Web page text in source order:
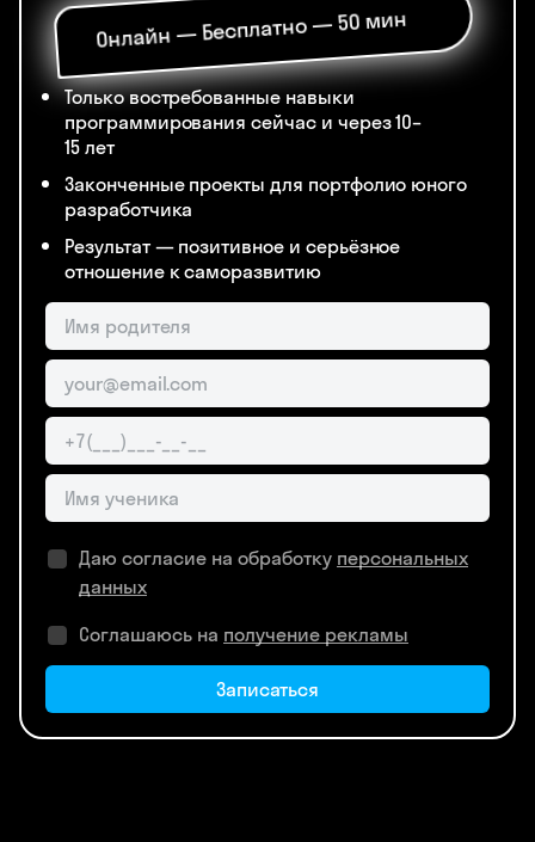
Онлайн — Бесплатно — 50 мин
Только востребованные навыки
программирования сейчас и через 10–
15 лет
Законченные проекты для портфолио юного
разработчика
Результат — позитивное и серьёзное
отношение к саморазвитию
Даю согласие на обработку персональных
данных
Соглашаюсь на получение рекламы
Записаться